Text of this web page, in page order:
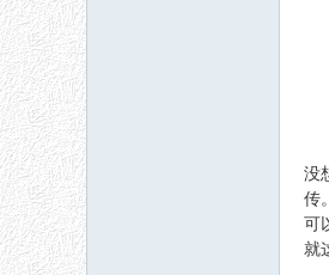
没
传。
可
就